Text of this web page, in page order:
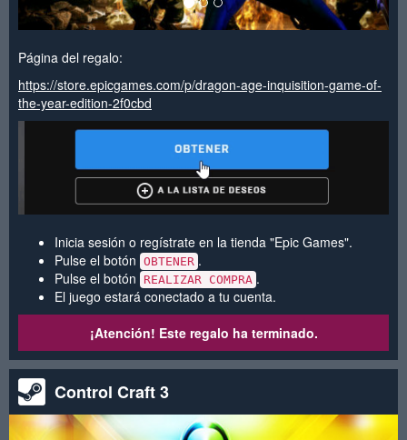
Página del regalo:
https://store.epicgames.com/p/dragon-age-inquisition-game-of-
the-year-edition-2f0cbd
Inicia sesión o regístrate en la tienda "Epic Games".
Pulse el botón OBTENER .
Pulse el botón
REALIZAR COMPRA .
El juego estará conectado a tu cuenta.
¡Atención! Este regalo ha terminado.
Control Craft 3